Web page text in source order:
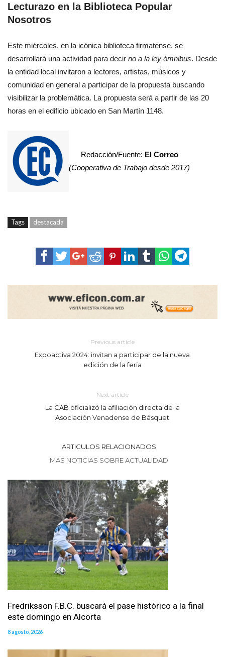
Lecturazo en la Biblioteca Popular
Nosotros
Este miércoles, en la icónica biblioteca firmatense, se
desarrollará una actividad para decir no a la ley ómnibus. Desde
la entidad local invitaron a lectores, artistas, músicos y
comunidad en general a participar de la propuesta buscando
visibilizar la problemática. La propuesta será a partir de las 20
horas en el edificio ubicado en San Martín 1148.
Redacción/Fuente: El Correo
(Cooperativa de Trabajo desde 2017)
Tags destacada
Previous article
Expoactiva 2024: invitan a participar de la nueva
edición de la feria
Next article
La CAB oficializó la afiliación directa de la
Asociación Venadense de Básquet
ARTICULOS RELACIONADOS
MAS NOTICIAS SOBRE ACTUALIDAD
Fredriksson F.B.C. buscará el pase histórico a la final
este domingo en Alcorta
8 agosto, 2026